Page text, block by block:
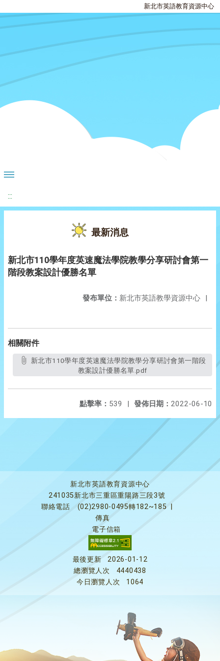
新北市英語教育資源中心
:::
最新消息
新北市110學年度英速魔法學院教學分享研討會第一
階段教案設計優勝名單
發布單位： 新北市英語教學資源中心 |
相關附件
教案設計優勝名單.pdf
發佈日期： 2022-06-10
點擊率： 539 |
新北市英語教育資源中心
241035新北市三重區重陽路三段3號
聯絡電話
(02)2980-0495轉182~185
傳真
電子信箱
最後更新
2026-01-12
總瀏覽人次
4440438
今日瀏覽人次
1064